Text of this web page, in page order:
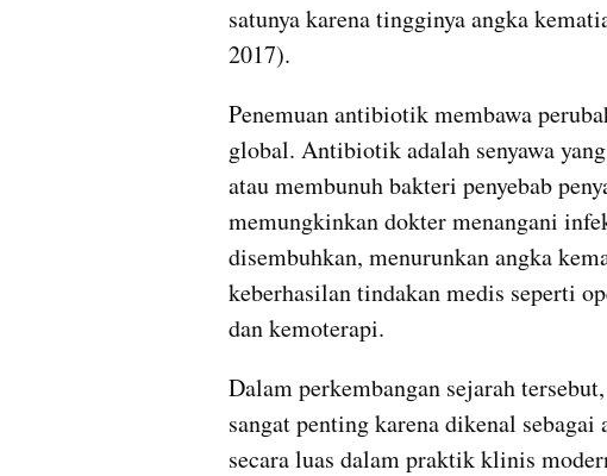
satunya karena tingginya angka
2017).
Penemuan antibiotik membawa
global. Antibiotik adalah senyawa
atau membunuh bakteri penyebab
memungkinkan dokter menangani
disembuhkan, menurunkan angka
keberhasilan tindakan medis seperti
dan kemoterapi.
Dalam perkembangan sejarah
sangat penting karena dikenal
secara luas dalam praktik klinis